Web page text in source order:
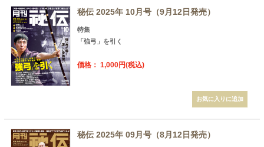
秘伝 2025年 10月号（9月12日発売）
特集
「強弓」を引く
価格： 1,000円(税込)
秘伝 2025年 09月号（8月12日発売）